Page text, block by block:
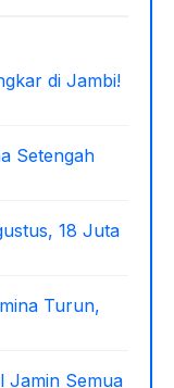
di Jambi!
Setengah
18 Juta
Turun,
Jamin Semua